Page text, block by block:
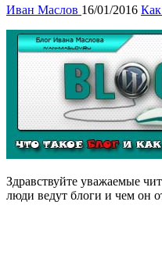
Иван Маслов 16/01/2016 Как
Здравствуйте уважаемые
люди ведут блоги и чем он